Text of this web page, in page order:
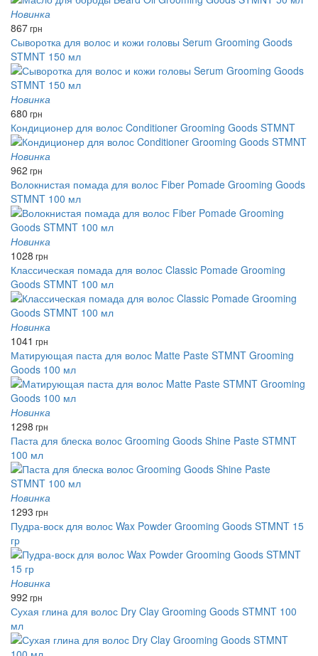
Новинка
867грн
Сыворотка для волос и кожи головы Serum Grooming Goods
STMNT 150 мл
Новинка
680 грн
Кондиционер для волос Conditioner Grooming Goods STMNT
Новинка
962 грн
Волокнистая помада для волос Fiber Pomade Grooming Goods
STMNT 100 мл
Новинка
1028 грн
Классическая помада для волос Classic Pomade Grooming
Goods STMNT 100 мл
Новинка
1041 грн
Матирующая паста для волос Matte Paste STMNT Grooming
Goods 100 мл
Новинка
1298 грн
Паста для блеска волос Grooming Goods Shine Paste STMNT
100 мл
Новинка
1293 грн
Пудра-воск для волос Wax Powder Grooming Goods STMNT 15
гр
Новинка
992 грн
Сухая глина для волос Dry Clay Grooming Goods STMNT 100
мл